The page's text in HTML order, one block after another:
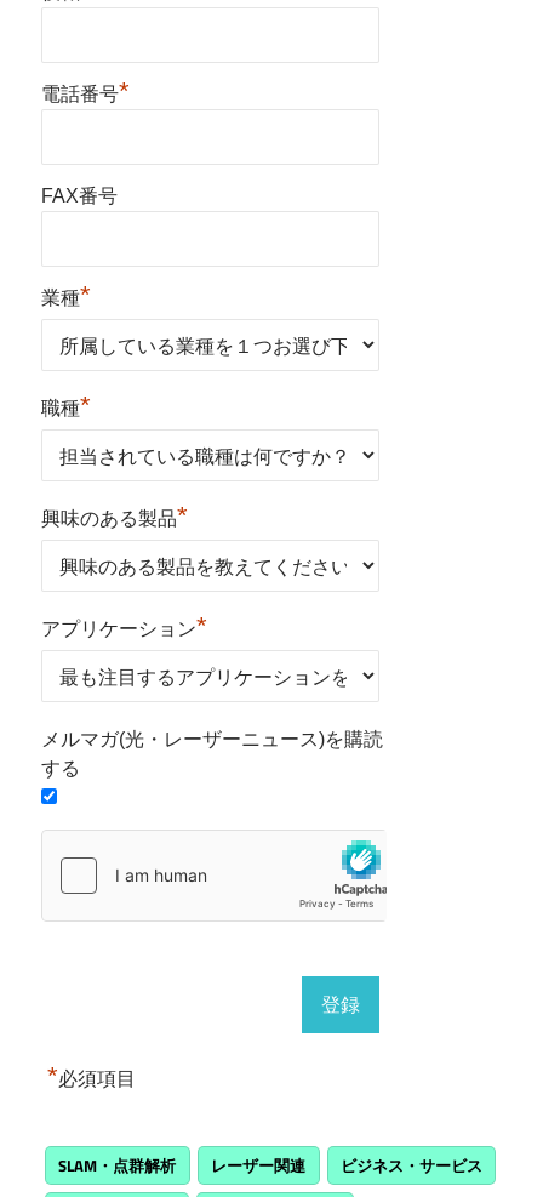
電話番号*
FAX番号
業種*
職種*
興味のある製品*
アプリケーション*
メルマガ(光・レーザーニュース)を購読
する
*必須項目
SLAM・点群解析 レーザー関連
ビジネス・サービス